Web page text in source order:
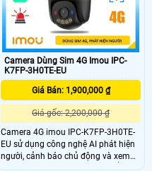
Camera Dùng Sim 4G Imou IPC-
K7FP-3H0TE-EU
Giá Bán: 1,900,000 ₫
Giá gốc: 2,200,000 ₫
Camera 4G imou IPC-K7FP-3H0TE-
EU sử dụng công nghệ AI phát hiện
người, cảnh báo chủ động và xem
Full Color ban đêm 30m có thể giúp